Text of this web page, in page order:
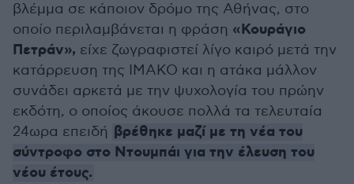
βλέμμα σε κάποιον δρόμο της Αθήνας, στο
οποίο περιλαμβάνεται η φράση «Κουράγιο
Πετράν», είχε ζωγραφιστεί λίγο καιρό μετά την
κατάρρευση της IMAKO και η ατάκα μάλλον
συνάδει αρκετά με την ψυχολογία του πρώην
εκδότη, ο οποίος άκουσε πολλά τα τελευταία
24ωρα επειδή βρέθηκε μαζί με τη νέα του
σύντροφο στο Ντουμπάι για την έλευση του
νέου έτους.